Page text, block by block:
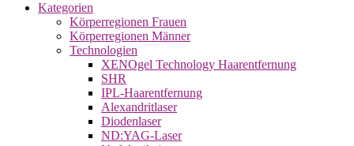
Kategorien
Körperregionen Frauen
Körperregionen Männer
Technologien
XENOgel Technology Haarentfernung
SHR
IPL-Haarentfernung
Alexandritlaser
Diodenlaser
ND:YAG-Laser